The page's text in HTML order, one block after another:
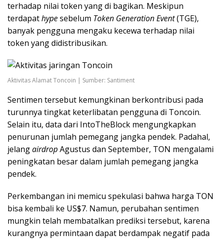
terhadap nilai token yang di bagikan. Meskipun
terdapathypesebelum Token Generation Event(TGE),
banyak pengguna mengaku kecewa terhadap nilai
token yang didistribusikan.
Aktivitas Alamat Toncoin | Sumber: Santiment
Sentimen tersebut kemungkinan berkontribusi pada
turunnya tingkat keterlibatan pengguna di Toncoin.
Selain itu, data dari IntoTheBlock mengungkapkan
penurunan jumlah pemegang jangka pendek. Padahal,
jelangairdropAgustus dan September, TON mengalami
peningkatan besar dalam jumlah pemegang jangka
pendek.
Perkembangan ini memicu spekulasi bahwa harga TON
bisa kembali ke US$7. Namun, perubahan sentimen
mungkin telah membatalkan prediksi tersebut, karena
kurangnya permintaan dapat berdampak negatif pada